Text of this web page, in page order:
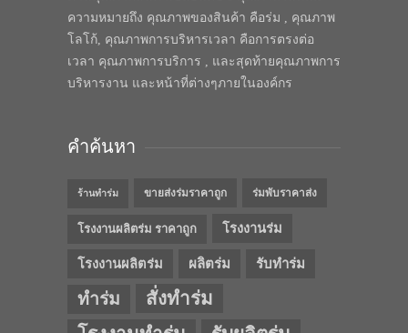
ความหมายถึง คุณภาพของสินค้า คือร่ม , คุณภาพ
โลโก้, คุณภาพการบริหารเวลา คือการตรงต่อ
เวลา คุณภาพการบริการ , และสุดท้ายคุณภาพการ
บริหารงาน และหน้าที่ต่างๆภายในองค์กร
คำค้นหา
ร้านทำร่ม ขายส่งร่มราคาถูก ร่มพับราคาส่ง
โรงงานผลิตร่ม ราคาถูก โรงงานร่ม
โรงงานผลิตร่ม ผลิตร่ม รับทำร่ม
ทำร่ม
สั่งทำร่ม